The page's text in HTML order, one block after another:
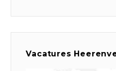
Vacatures